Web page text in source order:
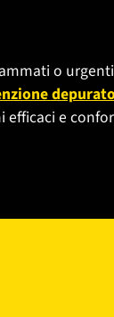
o
efficaci e